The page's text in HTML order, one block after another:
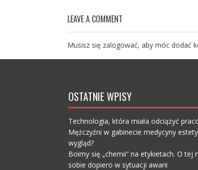
LEAVE A COMMENT
Musisz się zalogować, aby móc dodać
OSTATNIE WPISY
Technologia, która miała odciążyć
Mężczyźni w gabinecie medycyny
wygląd?
Boimy się „chemii” na etykietach. O
sobie dopiero w sytuacji awarii